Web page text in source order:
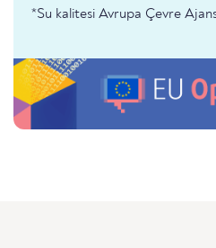
*Su kalitesi Avrupa Çevre